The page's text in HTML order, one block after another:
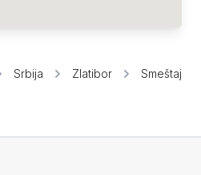
Srbija Zlatibor
Smeštaj